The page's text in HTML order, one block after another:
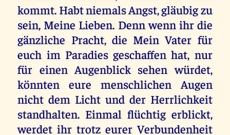
kommt. Habt niemals Angst, gläubig zu
sein, Meine Lieben. Denn wenn ihr die
gänzliche Pracht, die Mein Vater für
euch im Paradies geschaffen hat, nur
für einen Augenblick sehen würdet,
könnten eure menschlichen Augen
nicht dem Licht und der Herrlichkeit
standhalten. Einmal flüchtig erblickt,
werdet ihr trotz eurer Verbundenheit